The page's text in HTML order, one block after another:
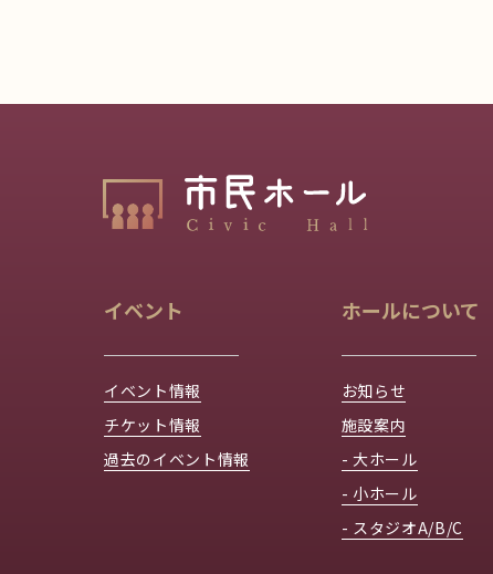
イベント
イベント情報
チケット情報
過去のイベント情報
ホールについて
お知らせ
施設案内
- 大ホール
- 小ホール
- スタジオA/B/C